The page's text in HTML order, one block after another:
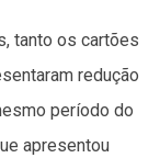
tanto os cartões
redução
período do
apresentou